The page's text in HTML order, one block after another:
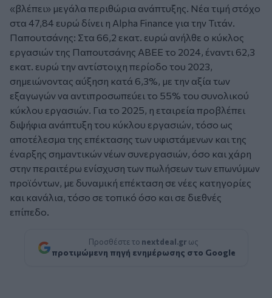
«βλέπει» μεγάλα περιθώρια ανάπτυξης. Νέα τιμή στόχο
στα 47,84 ευρώ δίνει η Alpha Finance για την Τιτάν.
Παπουτσάνης: Στα 66,2 εκατ. ευρώ ανήλθε ο κύκλος
εργασιών της Παπουτσάνης ΑΒΕΕ το 2024, έναντι 62,3
εκατ. ευρώ την αντίστοιχη περίοδο του 2023,
σημειώνοντας αύξηση κατά 6,3%, με την αξία των
εξαγωγών να αντιπροσωπεύει το 55% του συνολικού
κύκλου εργασιών. Για το 2025, η εταιρεία προβλέπει
διψήφια ανάπτυξη του κύκλου εργασιών, τόσο ως
αποτέλεσμα της επέκτασης των υφιστάμενων και της
έναρξης σημαντικών νέων συνεργασιών, όσο και χάρη
στην περαιτέρω ενίσχυση των πωλήσεων των επωνύμων
προϊόντων, με δυναμική επέκταση σε νέες κατηγορίες
και κανάλια, τόσο σε τοπικό όσο και σε διεθνές
επίπεδο.
Προσθέστε το nextdeal.gr ως
προτιμώμενη πηγή ενημέρωσης στο Google